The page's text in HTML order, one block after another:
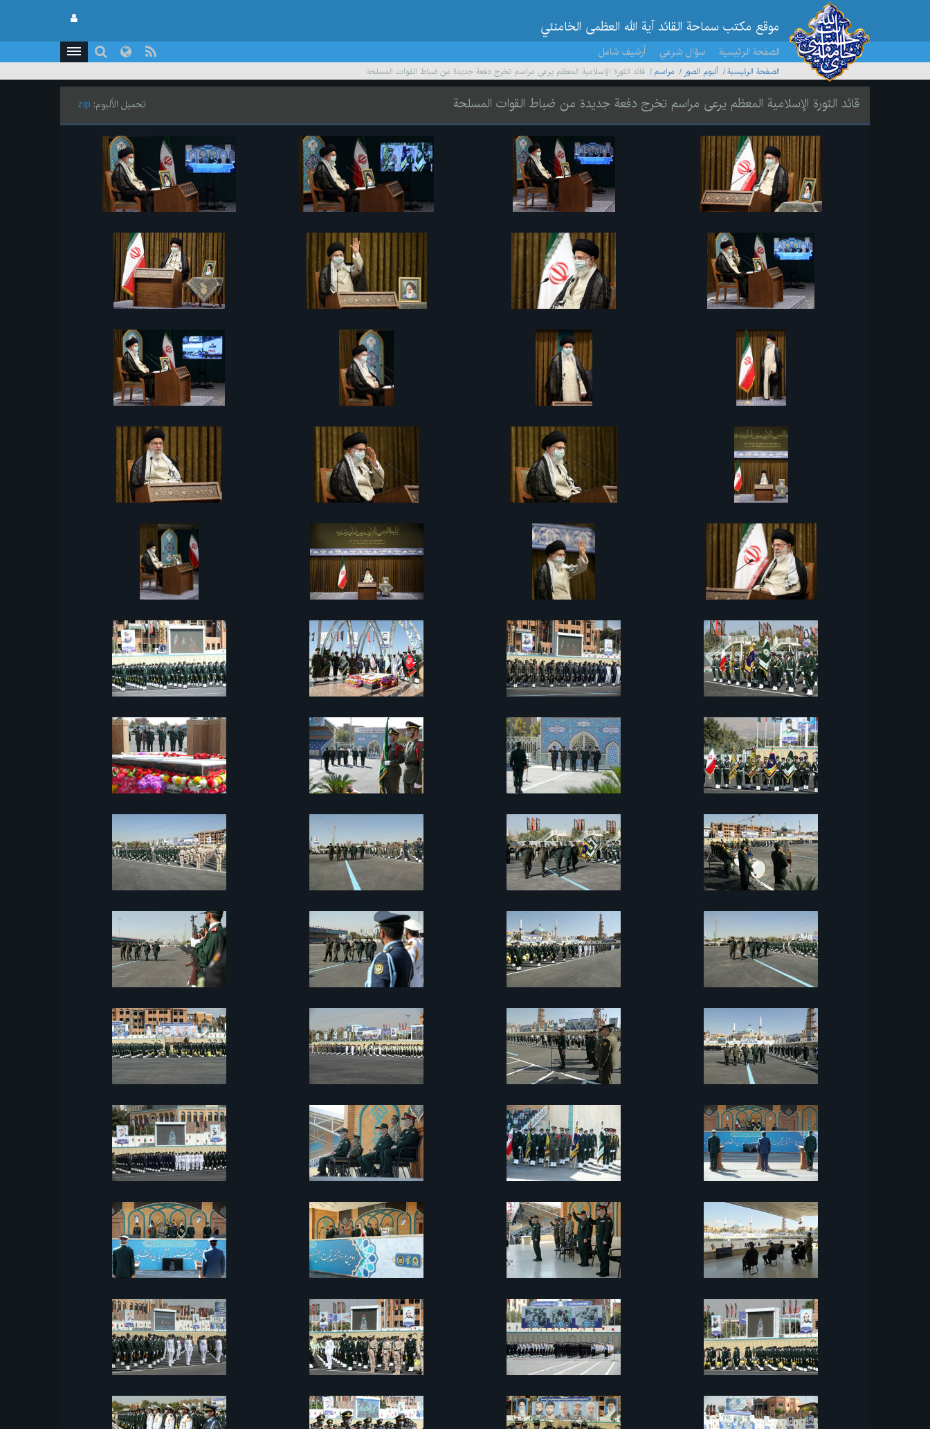
موقع مکتب سماحة القائد آية الله العظمى الخامنئي
الصفحة الرئيسية سؤال شرعي أرشيف شامل
الصفحة الرئيسية ألبوم الصور مراسم قائد الثورة الإسلامية المعظم يرعى مراسم تخرج دفعة جديدة من ضباط القوات المسلحة
قائد الثورة الإسلامية المعظم يرعى مراسم تخرج دفعة جديدة من ضباط القوات المسلحة تحميل الألبوم: zip